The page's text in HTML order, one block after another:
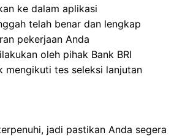
ke dalam aplikasi
telah benar dan lengkap
pekerjaan Anda
oleh pihak Bank BRI
mengikuti tes seleksi lanjutan
jadi pastikan Anda segera